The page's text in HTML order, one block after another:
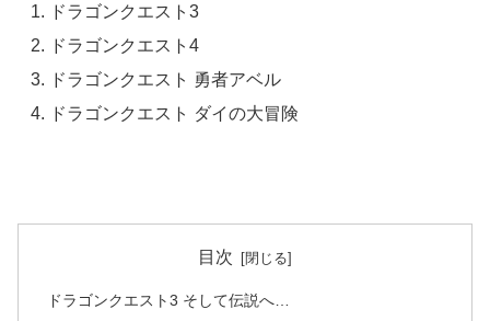
ドラゴンクエスト3
ドラゴンクエスト4
ドラゴンクエスト 勇者アベル
ドラゴンクエスト ダイの大冒険
目次
ドラゴンクエスト3 そして伝説へ…